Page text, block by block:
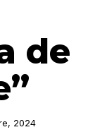
de
2024